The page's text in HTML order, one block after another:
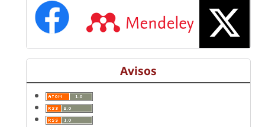
Avisos